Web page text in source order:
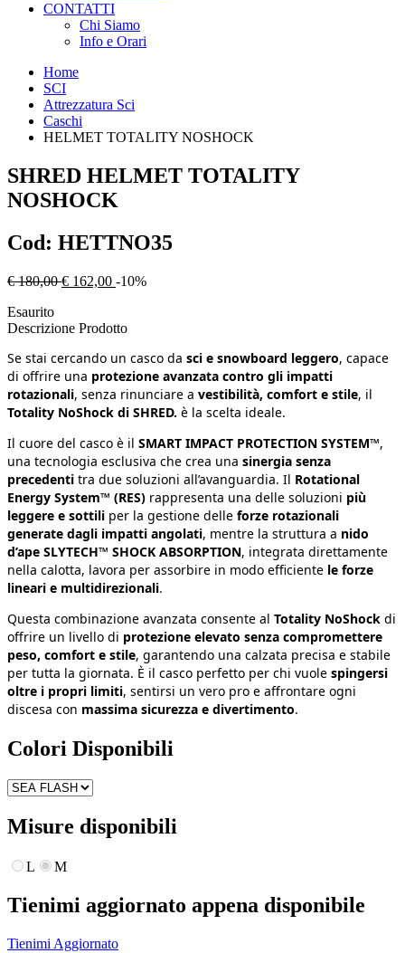
CONTATTI
Chi Siamo
Info e Orari
Home
SCI
Attrezzatura Sci
Caschi
HELMET TOTALITY NOSHOCK
SHRED HELMET TOTALITY
NOSHOCK
Cod: HETTNO35
€ 180,00 € 162,00 -10%
Esaurito
Descrizione Prodotto
Se stai cercando un casco da sci e snowboard leggero, capace
di offrire una protezione avanzata contro gli impatti
rotazionali, senza rinunciare a vestibilità, comfort e stile, il
Totality NoShock di SHRED. è la scelta ideale.
Il cuore del casco è il SMART IMPACT PROTECTION SYSTEM™,
una tecnologia esclusiva che crea una sinergia senza
precedenti tra due soluzioni all’avanguardia. Il Rotational
Energy System™ (RES) rappresenta una delle soluzioni più
leggere e sottili per la gestione delle forze rotazionali
generate dagli impatti angolati, mentre la struttura a nido
d’ape SLYTECH™ SHOCK ABSORPTION, integrata direttamente
nella calotta, lavora per assorbire in modo efficiente le forze
lineari e multidirezionali.
Questa combinazione avanzata consente al Totality NoShock di
offrire un livello di protezione elevato senza compromettere
peso, comfort e stile, garantendo una calzata precisa e stabile
per tutta la giornata. È il casco perfetto per chi vuole spingersi
oltre i propri limiti, sentirsi un vero pro e affrontare ogni
discesa con massima sicurezza e divertimento.
Colori Disponibili
Misure disponibili
L M
Tienimi aggiornato appena disponibile
Tienimi Aggiornato